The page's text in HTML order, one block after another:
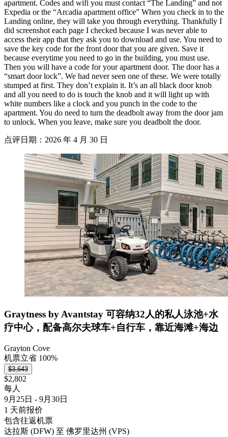
apartment. Codes and wifi you must contact “The Landing” and not
Expedia or the “Arcadia apartment office” When you check in to the
Landing online, they will take you through everything. Thankfully I
did screenshot each page I checked because I was never able to
access their app that they ask you to download and use. You need to
save the key code for the front door that you are given. Save it
because everytime you need to go in the building, you must use.
Then you will have a code for your apartment door. The door has a
“smart door lock”. We had never seen one of these. We were totally
stumped at first. They don’t explain it. It’s an all black door knob
and all you need to do is touch the knob and it will light up with
white numbers like a clock and you punch in the code to the
apartment. You do need to turn the deadbolt away from the door jam
to unlock. When you leave, make sure you deadbolt the door.
点评日期：2026 年 4 月 30 日
Graytness by Avantstay 可容纳32人的私人泳池+水
疗中心，配备高尔夫球车+自行车，靠近海滩+海边
Grayton Cove
机票立省 100%
$3,643
$2,802
每人
9月25日 - 9月30日
1 天前报价
包含往返机票
达拉斯 (DFW) 至 佛罗里达州 (VPS)